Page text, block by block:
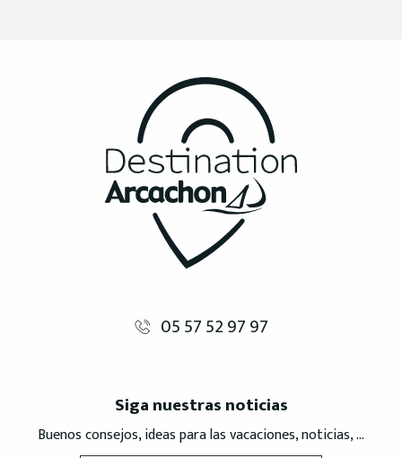
05 57 52 97 97
Siga nuestras noticias
Buenos consejos, ideas para las vacaciones, noticias, ...